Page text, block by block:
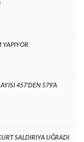
YAPIYOR
457’DEN 579’A
SALDIRIYA UĞRADI